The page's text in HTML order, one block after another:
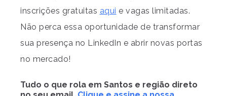
inscrições gratuitas aqui e vagas limitadas.
Não perca essa oportunidade de transformar
sua presença no LinkedIn e abrir novas portas
no mercado!
Tudo o que rola em Santos e região direto